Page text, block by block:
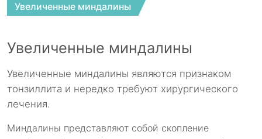
Увеличенные миндалины
Увеличенные миндалины
Увеличенные миндалины являются признаком
тонзиллита и нередко требуют хирургического
лечения.
Миндалины представляют собой скопление